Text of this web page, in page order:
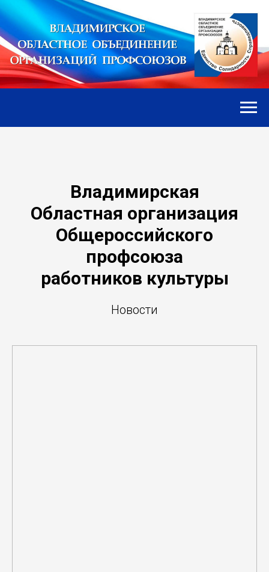
Владимирская
Областная организация
Общероссийского
профсоюза
работников культуры
Новости